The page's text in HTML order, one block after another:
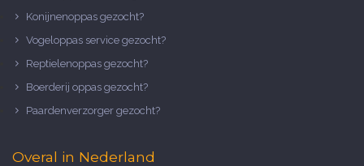
Konijnenoppas gezocht?
Vogeloppas service gezocht?
Reptielenoppas gezocht?
Boerderij oppas gezocht?
Paardenverzorger gezocht?
Overal in Nederland